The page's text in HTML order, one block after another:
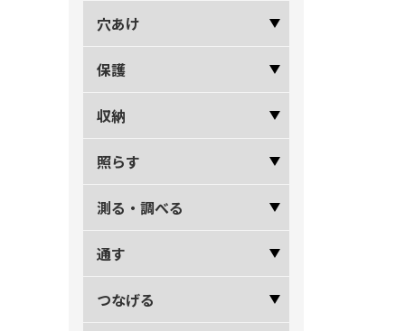
穴あけ
保護
収納
照らす
測る・調べる
通す
つなげる